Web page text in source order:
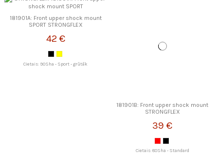
181901A: Front upper shock mount
SPORT STRONGFLEX
42 €
Cietais: 90Sha - Sport - grūtāk
181901B: Front upper shock mount
STRONGFLEX
39 €
Cietais: 80Sha - Standard